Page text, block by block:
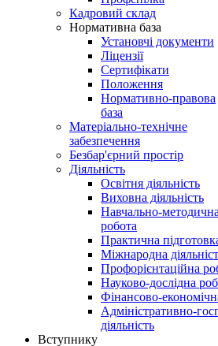
Кадровий склад
Нормативна база
Установчі документи
Ліцензії
Сертифікати
Положення
Нормативно-правова
база
Матеріально-технічне
забезпечення
Безбар'єрний простір
Діяльність
Освітня діяльність
Виховна діяльність
Навчально-методична
робота
Практична
Міжнародна
Профорієнтаційна
Науково-дослідна
Фінансово-
Адміністративно-
діяльність
Вступнику